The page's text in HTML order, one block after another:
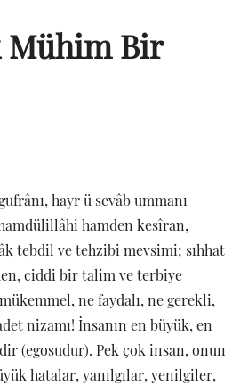
Mühim Bir
hayr ü sevâb ummanı
hamden kesîran,
tebdil ve tehzibi mevsimi; sıhhat
ciddi bir talim ve terbiye
ne faydalı, ne gerekli,
nizamı! İnsanın en büyük, en
(egosudur). Pek çok insan, onun
hatalar, yanılgılar, yenilgiler,